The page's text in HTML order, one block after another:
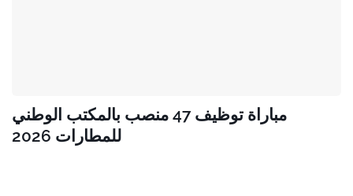
مباراة توظيف 47 منصب بالمكتب الوطني
للمطارات 2026